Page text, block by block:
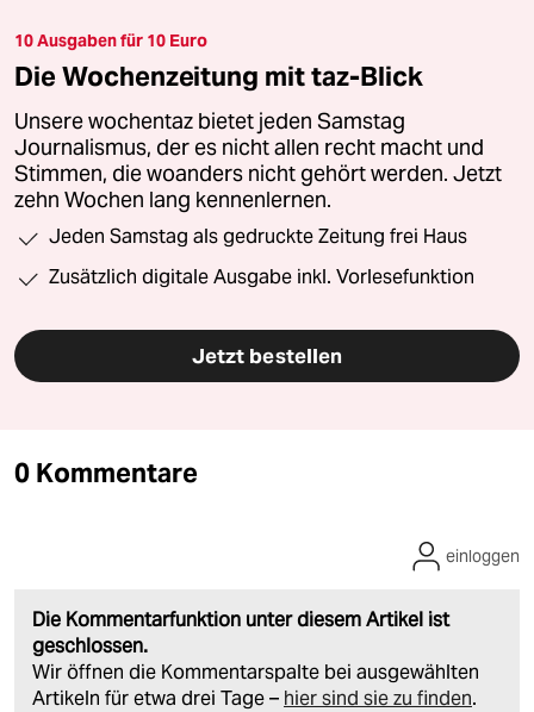
10 Ausgaben für 10 Euro
Die Wochenzeitung mit taz-Blick
Unsere wochentaz bietet jeden Samstag
Journalismus, der es nicht allen recht macht und
Stimmen, die woanders nicht gehört werden. Jetzt
zehn Wochen lang kennenlernen.
Jeden Samstag als gedruckte Zeitung frei Haus
Zusätzlich digitale Ausgabe inkl. Vorlesefunktion
Jetzt bestellen
0 Kommentare
Die Kommentarfunktion unter diesem Artikel ist
geschlossen.
Wir öffnen die Kommentarspalte bei ausgewählten
Artikeln für etwa drei Tage – hier sind sie zu finden.
einloggen